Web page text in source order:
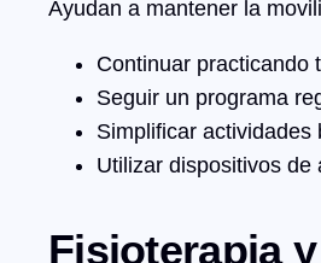
Ayudan a mantener la
Continuar practicando
Seguir un programa
Simplificar actividades
Utilizar dispositivos de
Fisioterapia